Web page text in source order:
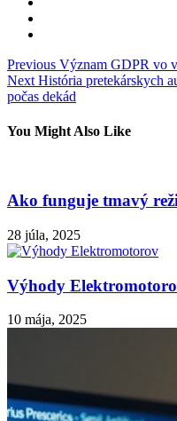
Navigácia
v
Previous Význam GDPR vo
Next História pretekárskych
počas dekád
You Might Also Like
Ako funguje tmavý
28 júla, 2025
Výhody
10 mája, 2025